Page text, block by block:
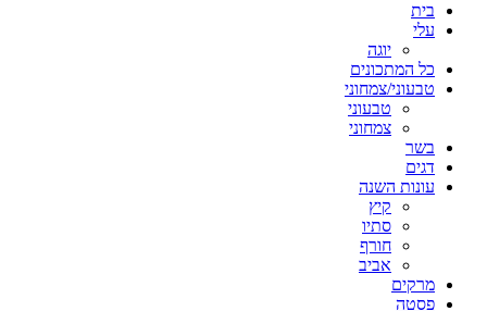
בית
עלי
יוגה
כל המתכונים
טבעוני/צמחוני
טבעוני
צמחוני
בשר
דגים
עונות השנה
קיץ
סתיו
חורף
אביב
מרקים
פסטה